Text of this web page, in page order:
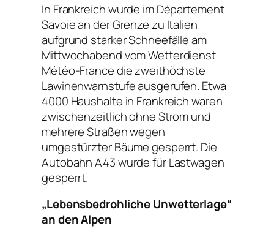
In Frankreich wurde im Département
Savoie an der Grenze zu Italien
aufgrund starker Schneefälle am
Mittwochabend vom Wetterdienst
Météo-France die zweithöchste
Lawinenwarnstufe ausgerufen. Etwa
4000 Haushalte in Frankreich waren
zwischenzeitlich ohne Strom und
mehrere Straßen wegen
umgestürzter Bäume gesperrt. Die
Autobahn A43 wurde für Lastwagen
gesperrt.
„Lebensbedrohliche Unwetterlage“
an den Alpen